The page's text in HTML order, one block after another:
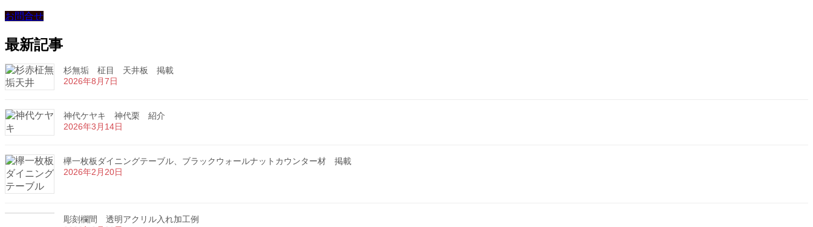
お問合せ
最新記事
杉無垢 柾目 天井板 掲載
2026年8月7日
神代ケヤキ 神代栗 紹介
2026年3月14日
欅一枚板ダイニングテーブル、ブラックウォールナットカウンター材 掲載
2026年2月20日
彫刻欄間 透明アクリル入れ加工例